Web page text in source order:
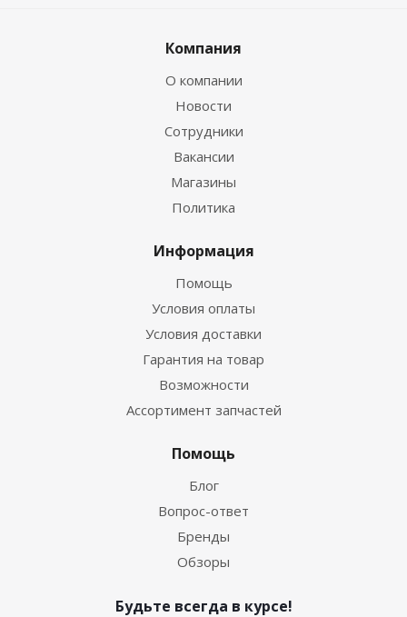
Компания
О компании
Новости
Сотрудники
Вакансии
Магазины
Политика
Информация
Помощь
Условия оплаты
Условия доставки
Гарантия на товар
Возможности
Ассортимент запчастей
Помощь
Блог
Вопрос-ответ
Бренды
Обзоры
Будьте всегда в курсе!